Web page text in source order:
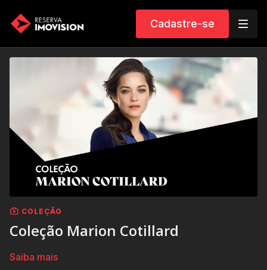
Cadastre-se
COLEÇÃO
Coleção Marion Cotillard
Saiba mais